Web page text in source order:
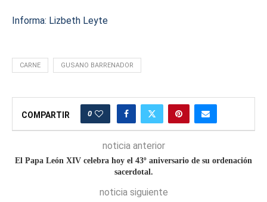
Informa: Lizbeth Leyte
CARNE GUSANO BARRENADOR
COMPARTIR 0
noticia anterior
El Papa León XIV celebra hoy el 43º aniversario de su ordenación
sacerdotal.
noticia siguiente